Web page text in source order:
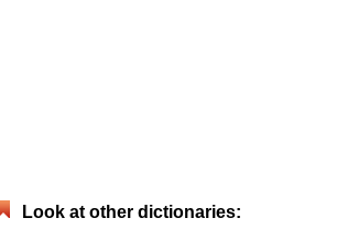
Look at other dictionaries: